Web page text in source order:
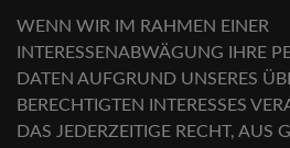
WENN WIR IM RAHMEN EINER
INTERESSENABWÄGUNG IHRE
DATEN AUFGRUND UNSERES
BERECHTIGTEN INTERESSES
DAS JEDERZEITIGE RECHT, AUS